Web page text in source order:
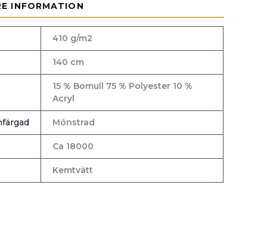
INFORMATION
410 g/m2
140 cm
15 % Bomull 75 % Polyester 10 %
Acryl
Mönstrad
Ca 18000
Kemtvätt